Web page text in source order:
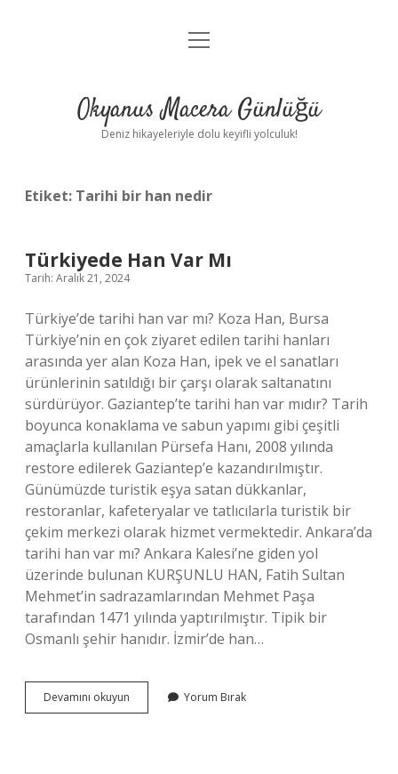
Anasayfa
Yasal Uyarı
menüyü
Okyanus Macera Günlüğü
Deniz hikayeleriyle dolu keyifli yolculuk!
Etiket: Tarihi bir han nedir
Türkiyede Han Var Mı
Tarih: Aralık 21, 2024
Türkiye’de tarihi han var mı? Koza Han, Bursa
Türkiye’nin en çok ziyaret edilen tarihi hanları
arasında yer alan Koza Han, ipek ve el sanatları
ürünlerinin satıldığı bir çarşı olarak saltanatını
sürdürüyor. Gaziantep’te tarihi han var mıdır? Tarih
boyunca konaklama ve sabun yapımı gibi çeşitli
amaçlarla kullanılan Pürsefa Hanı, 2008 yılında
restore edilerek Gaziantep’e kazandırılmıştır.
Günümüzde turistik eşya satan dükkanlar,
restoranlar, kafeteryalar ve tatlıcılarla turistik bir
çekim merkezi olarak hizmet vermektedir. Ankara’da
tarihi han var mı? Ankara Kalesi’ne giden yol
üzerinde bulunan KURŞUNLU HAN, Fatih Sultan
Mehmet’in sadrazamlarından Mehmet Paşa
tarafından 1471 yılında yaptırılmıştır. Tipik bir
Osmanlı şehir hanıdır. İzmir’de han…
Devamını okuyun Türkiyede
Han
Yorum Bırak